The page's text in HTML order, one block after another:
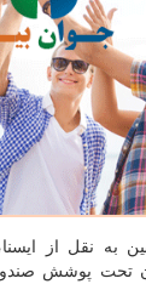
به نقل از
تحت پوشش